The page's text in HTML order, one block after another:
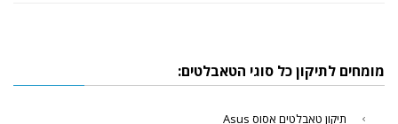
מומחים לתיקון כל סוגי הטאבלטים:
תיקון טאבלטים אסוס Asus